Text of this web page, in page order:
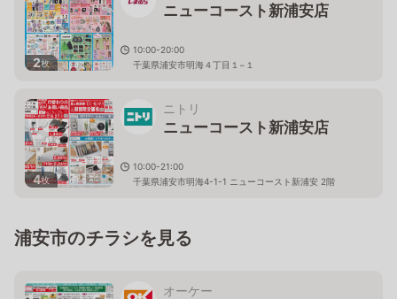
2枚
ニューコースト新浦安店
10:00-20:00
千葉県浦安市明海４丁目１−１
4枚
ニトリ
ニューコースト新浦安店
10:00-21:00
千葉県浦安市明海4-1-1 ニューコースト新浦安 2階
浦安市のチラシを見る
オーケー